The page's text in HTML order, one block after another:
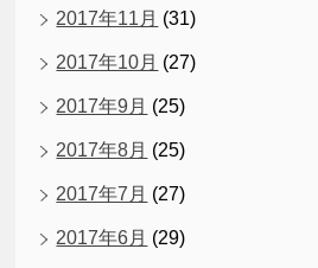
2017年11月 (31)
2017年10月 (27)
2017年9月 (25)
2017年8月 (25)
2017年7月 (27)
2017年6月 (29)